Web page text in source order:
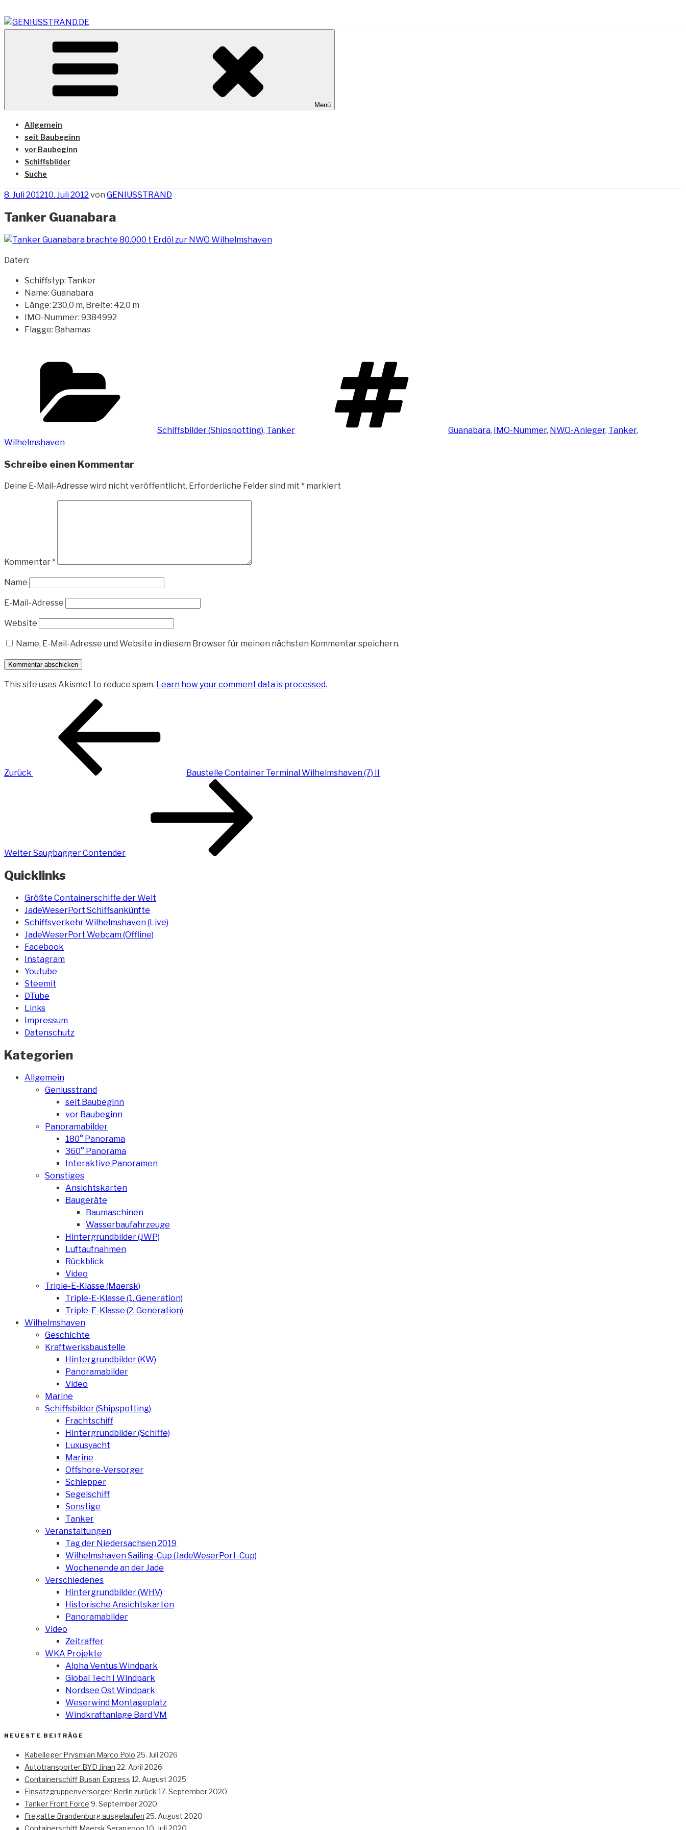
Inhalt
springen
GENIUSSTRAND.DE
Vom Geniusstrand zum JadeWeserPort/Container Terminal Wilhelmshaven
Menü
Allgemein
seit Baubeginn
vor Baubeginn
Schiffsbilder
Suche
Veröffentlicht
8. Juli 201210. Juli 2012 von GENIUSSTRAND
Tanker Guanabara
Daten:
Schiffstyp: Tanker
Name: Guanabara
Länge: 230,0 m, Breite: 42,0 m
IMO-Nummer: 9384992
Flagge: Bahamas
Schiffsbilder (Shipspotting), Tanker Guanabara, IMO-Nummer, NWO-Anleger, Tanker,
Wilhelmshaven
Schreibe einen Kommentar
Deine E-Mail-Adresse wird nicht veröffentlicht. Erforderliche Felder sind mit * markiert
Kommentar*
Name
E-Mail-Adresse
Website
Name, E-Mail-Adresse und Website in diesem Browser für meinen nächsten Kommentar speichern.
This site uses Akismet to reduce spam. Learn how your comment data is processed.
Beitragsnavigation
Zurück
Baustelle Container Terminal Wilhelmshaven (7) II
WeiterSaugbagger Contender
Quicklinks
Größte Containerschiffe der Welt
JadeWeserPort Schiffsankünfte
Schiffsverkehr Wilhelmshaven (Live)
JadeWeserPort Webcam (Offline)
Facebook
Instagram
Youtube
Steemit
DTube
Links
Impressum
Datenschutz
Kategorien
Allgemein
Geniusstrand
seit Baubeginn
vor Baubeginn
Panoramabilder
180° Panorama
360° Panorama
Interaktive Panoramen
Sonstiges
Ansichtskarten
Baugeräte
Baumaschinen
Wasserbaufahrzeuge
Hintergrundbilder (JWP)
Luftaufnahmen
Rückblick
Video
Triple-E-Klasse (Maersk)
Triple-E-Klasse (1. Generation)
Triple-E-Klasse (2. Generation)
Wilhelmshaven
Geschichte
Kraftwerksbaustelle
Hintergrundbilder (KW)
Panoramabilder
Video
Marine
Schiffsbilder (Shipspotting)
Frachtschiff
Hintergrundbilder (Schiffe)
Luxusyacht
Marine
Offshore-Versorger
Schlepper
Segelschiff
Sonstige
Tanker
Veranstaltungen
Tag der Niedersachsen 2019
Wilhelmshaven Sailing-Cup (JadeWeserPort-Cup)
Wochenende an der Jade
Verschiedenes
Hintergrundbilder (WHV)
Historische Ansichtskarten
Panoramabilder
Video
Zeitraffer
WKA Projekte
Alpha Ventus Windpark
Global Tech I Windpark
Nordsee Ost Windpark
Weserwind Montageplatz
Windkraftanlage Bard VM
NEUESTE BEITRÄGE
Kabelleger Prysmian Marco Polo 25. Juli 2026
Autotransporter BYD Jinan 22. April 2026
Containerschiff Busan Express 12. August 2025
Einsatzgruppenversorger Berlin zurück 17. September 2020
Tanker Front Force 9. September 2020
Fregatte Brandenburg ausgelaufen 25. August 2020
Containerschiff Maersk Serangoon 10. Juli 2020